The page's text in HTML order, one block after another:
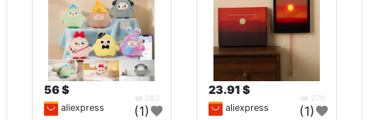
56 $
282
aliexpress (1)
23.91 $
279
aliexpress (1)